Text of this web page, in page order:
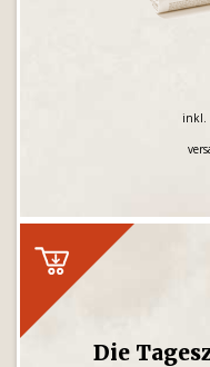
inkl.
Die